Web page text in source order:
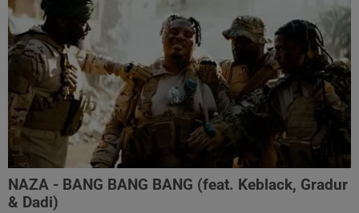
NAZA - BANG BANG BANG (feat. Keblack, Gradur
& Dadi)